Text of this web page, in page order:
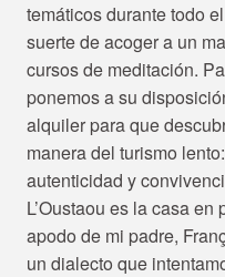
temáticos durante todo
suerte de acoger a un
cursos de meditación.
ponemos a su
alquiler para que
manera del turismo
autenticidad y
L’Oustaou es la casa
apodo de mi padre,
un dialecto que